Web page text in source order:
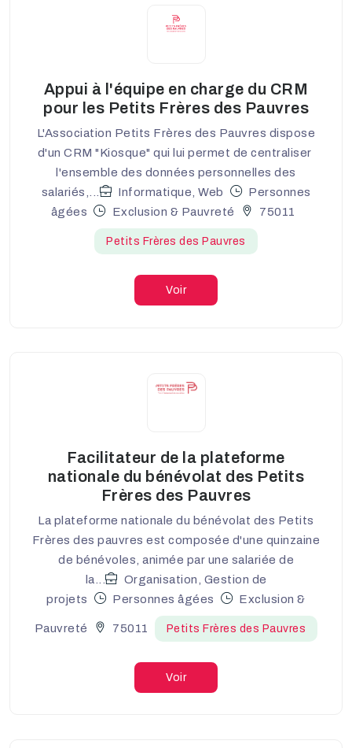
Appui à l'équipe en charge du CRM
pour les Petits Frères des Pauvres
L'Association Petits Frères des Pauvres dispose
d'un CRM "Kiosque" qui lui permet de centraliser
l'ensemble des données personnelles des
salariés,...
Informatique, Web
Personnes
âgées
Exclusion & Pauvreté 75011
Petits Frères des Pauvres
Voir
Facilitateur de la plateforme
nationale du bénévolat des Petits
Frères des Pauvres
La plateforme nationale du bénévolat des Petits
Frères des pauvres est composée d'une quinzaine
de bénévoles, animée par une salariée de
la...
Organisation, Gestion de
projets
Personnes âgées Exclusion &
Pauvreté 75011 Petits Frères des Pauvres
Voir